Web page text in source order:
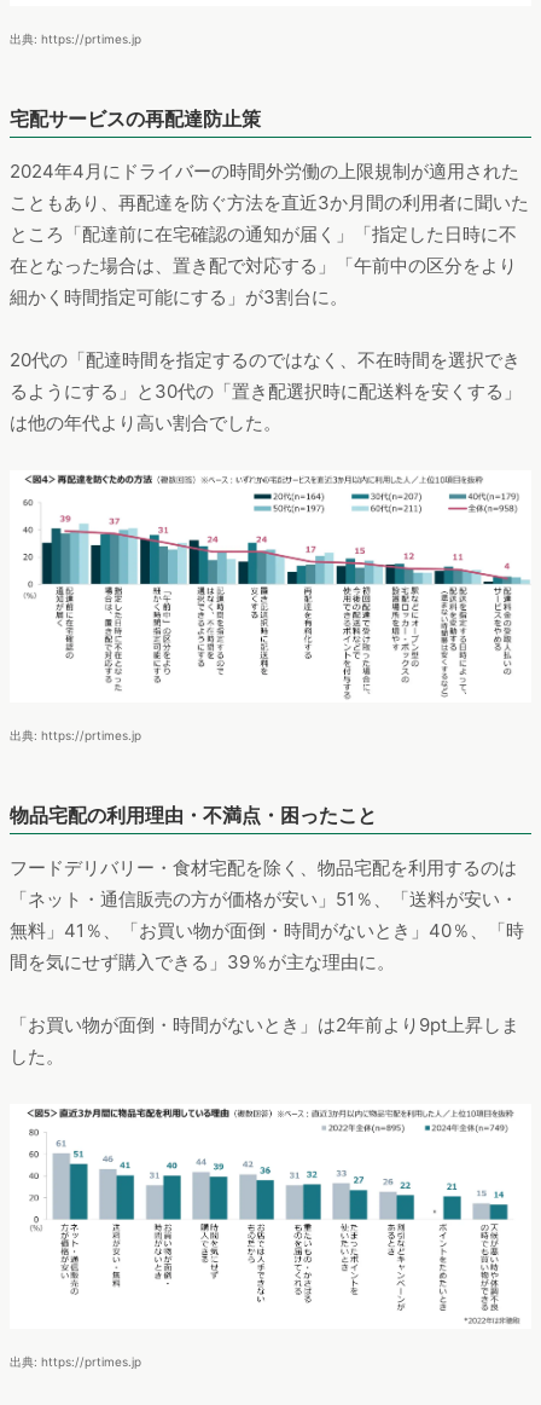
出典: https://prtimes.jp
宅配サービスの再配達防止策
2024年4月にドライバーの時間外労働の上限規制が適用された
こともあり、再配達を防ぐ方法を直近3か月間の利用者に聞いた
ところ「配達前に在宅確認の通知が届く」「指定した日時に不
在となった場合は、置き配で対応する」「午前中の区分をより
細かく時間指定可能にする」が3割台に。
20代の「配達時間を指定するのではなく、不在時間を選択でき
るようにする」と30代の「置き配選択時に配送料を安くする」
は他の年代より高い割合でした。
出典: https://prtimes.jp
物品宅配の利用理由・不満点・困ったこと
フードデリバリー・食材宅配を除く、物品宅配を利用するのは
「ネット・通信販売の方が価格が安い」51％、「送料が安い・
無料」41％、「お買い物が面倒・時間がないとき」40％、「時
間を気にせず購入できる」39％が主な理由に。
「お買い物が面倒・時間がないとき」は2年前より9pt上昇しま
した。
出典: https://prtimes.jp